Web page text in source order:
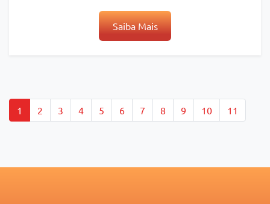
Saiba Mais
1 2 3 4 5 6 7 8 9 10 11